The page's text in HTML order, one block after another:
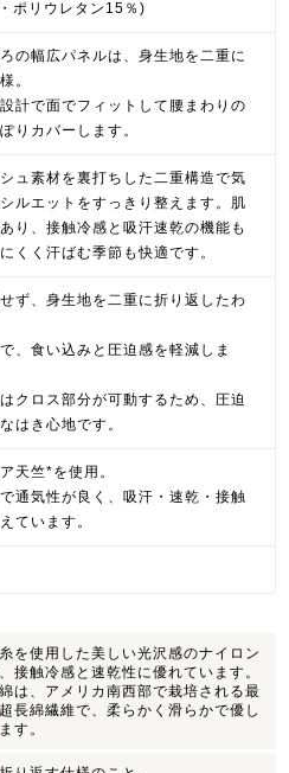
ポリウレタン15％)
の幅広パネルは、身生地を二重に
。
計で面でフィットして腰まわりの
りカバーします。
ュ素材を裏打ちした二重構造で気
ルエットをすっきり整えます。肌
り、接触冷感と吸汗速乾の機能も
くく汗ばむ季節も快適です。
ず、身生地を二重に折り返したわ
、食い込みと圧迫感を軽減しま
クロス部分が可動するため、圧迫
はき心地です。
天竺*を使用。
通気性が良く、吸汗・速乾・接触
ています。
を使用した美しい光沢感のナイロン
接触冷感と速乾性に優れています。
は、アメリカ南西部で栽培される最
長綿繊維で、柔らかく滑らかで優し
す。